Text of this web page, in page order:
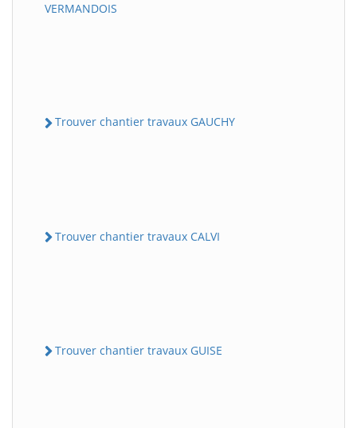
VERMANDOIS
Trouver chantier travaux GAUCHY
Trouver chantier travaux CALVI
Trouver chantier travaux GUISE